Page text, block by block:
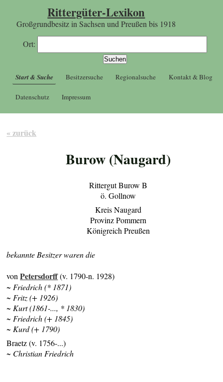
Rittergüter-Lexikon
Großgrundbesitz in Sachsen und Preußen bis 1918
Ort:
Start & Suche Besitzersuche Regionalsuche Kontakt & Blog
Datenschutz Impressum
« zurück
Burow (Naugard)
Rittergut Burow B
ö. Gollnow
Kreis Naugard
Provinz Pommern
Königreich Preußen
bekannte Besitzer waren die
vonPetersdorff(v. 1790-n. 1928)
~ Friedrich (* 1871)
~ Fritz (+ 1926)
~ Kurt (1861-..., * 1830)
~ Friedrich (+ 1845)
~ Kurd (+ 1790)
Braetz (v. 1756-...)
~ Christian Friedrich